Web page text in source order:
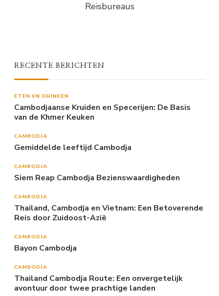
Reisbureaus
RECENTE BERICHTEN
ETEN EN DRINKEN
Cambodjaanse Kruiden en Specerijen: De Basis
van de Khmer Keuken
CAMBODJA
Gemiddelde leeftijd Cambodja
CAMBODJA
Siem Reap Cambodja Bezienswaardigheden
CAMBODJA
Thailand, Cambodja en Vietnam: Een Betoverende
Reis door Zuidoost-Azië
CAMBODJA
Bayon Cambodja
CAMBODJA
Thailand Cambodja Route: Een onvergetelijk
avontuur door twee prachtige landen